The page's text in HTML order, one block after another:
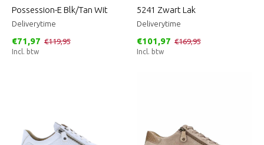
Possession-E Blk/Tan Wit
Deliverytime
€71,97 €119,95
Incl. btw
5241 Zwart Lak
Deliverytime
€101,97 €169,95
Incl. btw